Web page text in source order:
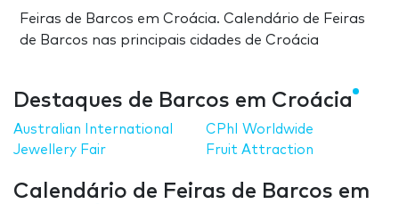
Feiras de Barcos em Croácia. Calendário de Feiras
de Barcos nas principais cidades de Croácia
Destaques de Barcos em Croácia
Australian International
Jewellery Fair
CPhI Worldwide
Fruit Attraction
Calendário de Feiras de Barcos em